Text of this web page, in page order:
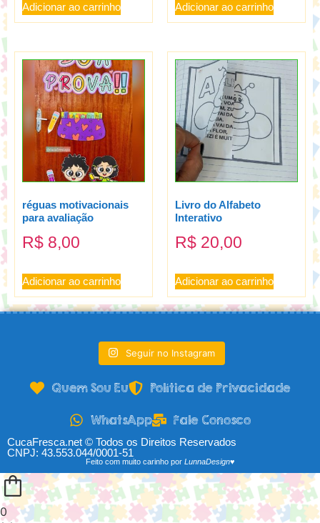
Adicionar ao carrinho Adicionar ao carrinho
réguas motivacionais
para avaliação
R$ 8,00
Adicionar ao carrinho
Livro do Alfabeto
Interativo
R$ 20,00
Adicionar ao carrinho
Seguir no Instagram
Quem Sou Eu Política de Privacidade
WhatsApp Fale Conosco
CucaFresca.net © Todos os Direitos Reservados
CNPJ: 43.553.044/0001-51
Feito com muito carinho por LunnaDesign♥
0